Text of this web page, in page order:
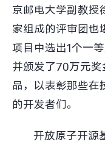
X300 Pro
S30 Pro mini
vivo 头戴降噪耳
京邮电大学副教授
家组成的评审团也
项目中选出1个一
并颁发了70万元
品，以表彰那些在
的开发者们。
开放原子开源